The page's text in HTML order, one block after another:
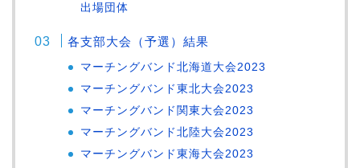
出場団体
各支部大会（予選）結果
マーチングバンド北海道大会2023
マーチングバンド東北大会2023
マーチングバンド関東大会2023
マーチングバンド北陸大会2023
マーチングバンド東海大会2023